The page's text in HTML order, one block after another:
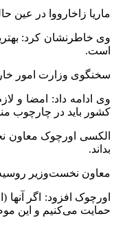
ماریا زاخارووا در عین
وی خاطرنشان کرد:‌
است.
سخنگوی وزارت امور
وی ادامه داد: امضا و
کشور باید در چارچوب
الکسی اورچوک معاون
بداند.
معاون نخست‌وزیر روسیه
اورچوک افزود: اگر
حمایت می‌کنیم و این